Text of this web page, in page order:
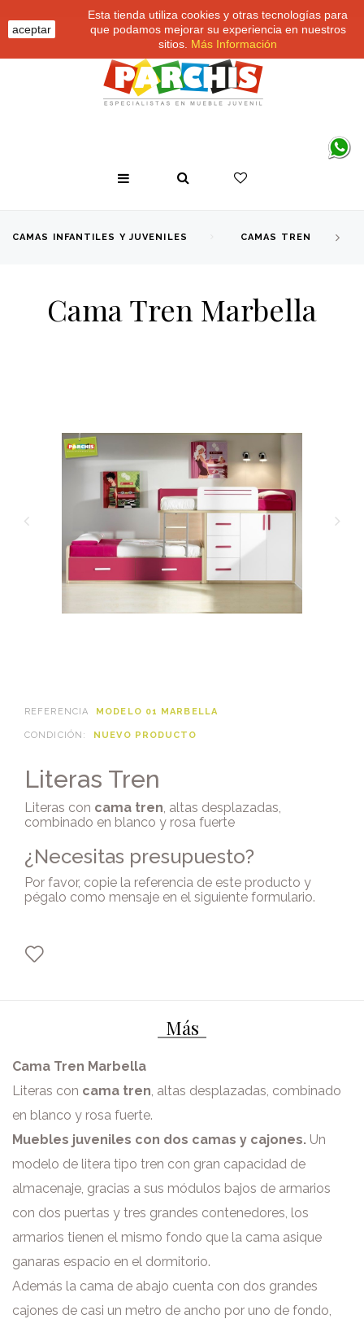
aceptar
Esta tienda utiliza cookies y otras tecnologías para
que podamos mejorar su experiencia en nuestros
sitios. Más Información
CAMAS INFANTILES Y JUVENILES CAMAS TREN
REFERENCIA MODELO 01 MARBELLA
CONDICIÓN: NUEVO PRODUCTO
Cama Tren Marbella
Literas Tren
Literas con cama tren , altas desplazadas,
combinado en blanco y rosa fuerte
¿Necesitas presupuesto?
Por favor, copie la referencia de este producto y
pégalo como mensaje en el siguiente formulario.
Más
Cama Tren Marbella
Literas con cama tren , altas desplazadas, combinado
en blanco y rosa fuerte.
Muebles juveniles con dos camas y cajones. Un
modelo de litera tipo tren con gran capacidad de
almacenaje, gracias a sus módulos bajos de armarios
con dos puertas y tres grandes contenedores, los
armarios tienen el mismo fondo que la cama asique
ganaras espacio en el dormitorio.
Además la cama de abajo cuenta con dos grandes
cajones de casi un metro de ancho por uno de fondo,